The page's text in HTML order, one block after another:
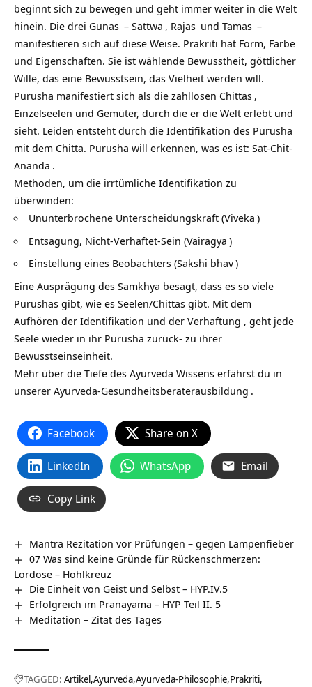
beginnt sich zu bewegen und geht immer weiter in die Welt
hinein. Die drei Gunas – Sattwa , Rajas und Tamas –
manifestieren sich auf diese Weise. Prakriti hat Form, Farbe
und Eigenschaften. Sie ist wählende Bewusstheit, göttlicher
Wille, das eine Bewusstsein, das Vielheit werden will.
Purusha manifestiert sich als die zahllosen Chittas ,
Einzelseelen und Gemüter, durch die er die Welt erlebt und
sieht. Leiden entsteht durch die Identifikation des Purusha
mit dem Chitta. Purusha will erkennen, was es ist: Sat-Chit-
Ananda .
Methoden, um die irrtümliche Identifikation zu
überwinden:
Ununterbrochene Unterscheidungskraft (Viveka )
Entsagung, Nicht-Verhaftet-Sein (Vairagya )
Einstellung eines Beobachters (Sakshi bhav)
Eine Ausprägung des Samkhya besagt, dass es so viele
Purushas gibt, wie es Seelen/Chittas gibt. Mit dem
Aufhören der Identifikation und der Verhaftung , geht jede
Seele wieder in ihr Purusha zurück- zu ihrer
Bewusstseinseinheit.
Mehr über die Tiefe des Ayurveda Wissens erfährst du in
unserer Ayurveda-Gesundheitsberaterausbildung .
Facebook Share on X
LinkedIn WhatsApp Email
Copy Link
Mantra Rezitation vor Prüfungen – gegen Lampenfieber
07 Was sind keine Gründe für Rückenschmerzen:
Lordose – Hohlkreuz
Die Einheit von Geist und Selbst – HYP.IV.5
Erfolgreich im Pranayama – HYP Teil II. 5
Meditation – Zitat des Tages
TAGGED: Artikel Ayurveda Ayurveda-Philosophie Prakriti